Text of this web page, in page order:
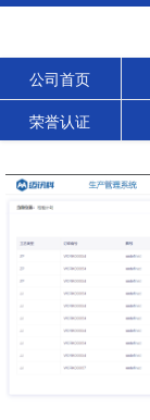
公司首页
荣誉认证